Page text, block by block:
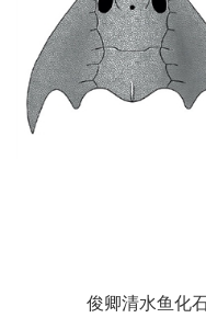
俊卿清水鱼化石照